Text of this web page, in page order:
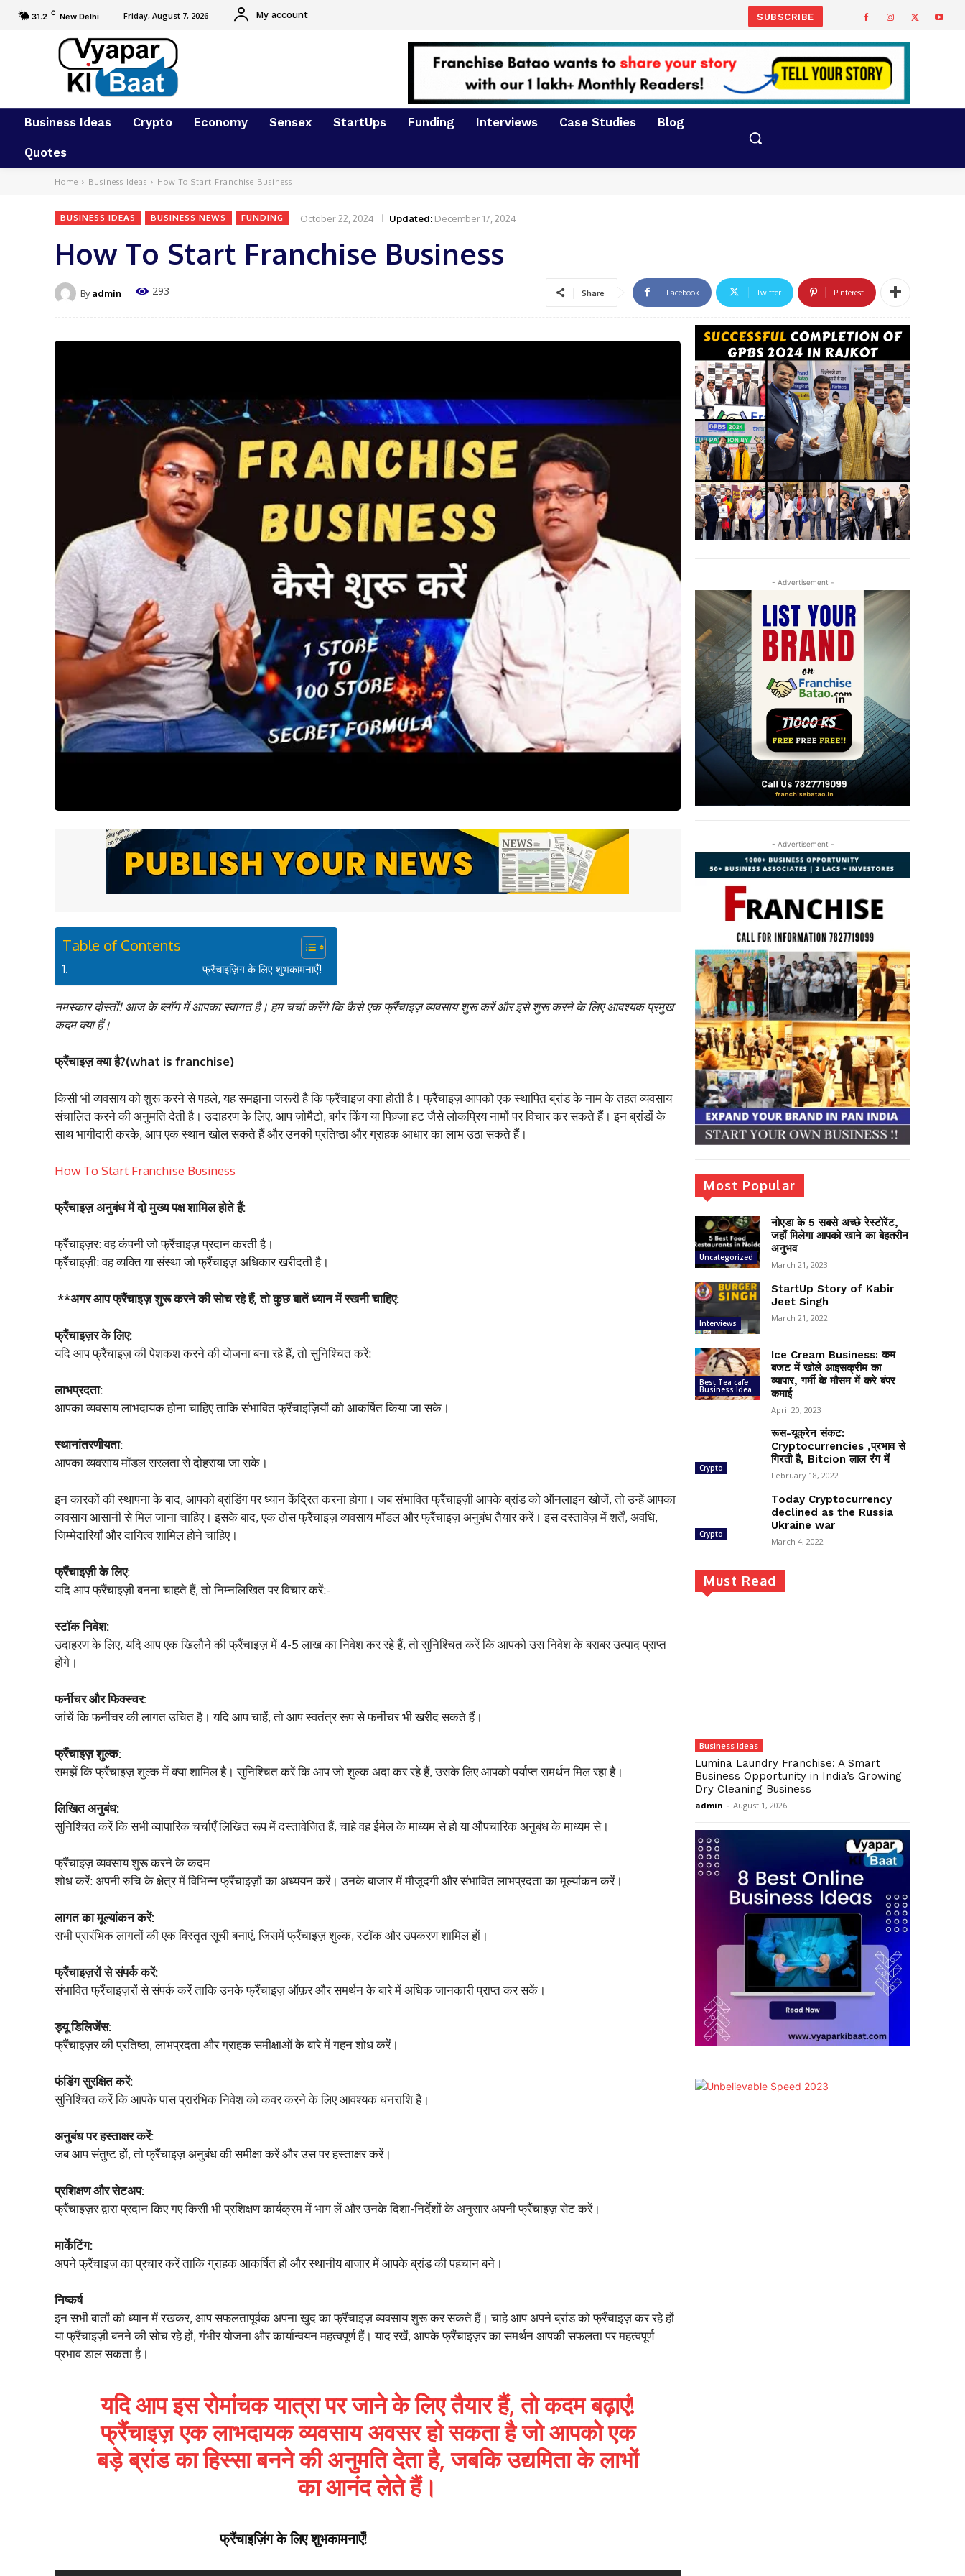
31.2 C New Delhi Friday, August 7, 2026 My account SUBSCRIBE
Business Ideas Crypto Economy Sensex StartUps Funding Interviews Case Studies Blog
Quotes
Home Business Ideas How To Start Franchise Business
BUSINESS IDEAS BUSINESS NEWS FUNDING October 22, 2024 Updated: December 17, 2024
How To Start Franchise Business
By admin 293 Share Facebook Twitter Pinterest
Table of Contents
फ्रैंचाइज़िंग के लिए शुभकामनाएँ!
नमस्कार दोस्तों! आज के ब्लॉग में आपका स्वागत है। हम चर्चा करेंगे कि कैसे एक फ्रैंचाइज़ व्यवसाय शुरू करें और इसे शुरू करने के लिए आवश्यक प्रमुख
कदम क्या हैं।
फ्रैंचाइज़ क्या है?(what is franchise)
किसी भी व्यवसाय को शुरू करने से पहले, यह समझना जरूरी है कि फ्रैंचाइज़ क्या होती है। फ्रैंचाइज़ आपको एक स्थापित ब्रांड के नाम के तहत व्यवसाय
संचालित करने की अनुमति देती है। उदाहरण के लिए, आप ज़ोमैटो, बर्गर किंग या पिज़्ज़ा हट जैसे लोकप्रिय नामों पर विचार कर सकते हैं। इन ब्रांडों के
साथ भागीदारी करके, आप एक स्थान खोल सकते हैं और उनकी प्रतिष्ठा और ग्राहक आधार का लाभ उठा सकते हैं।
How To Start Franchise Business
फ्रैंचाइज़ अनुबंध में दो मुख्य पक्ष शामिल होते हैं:
फ्रैंचाइज़र: वह कंपनी जो फ्रैंचाइज़ प्रदान करती है।
फ्रैंचाइज़ी: वह व्यक्ति या संस्था जो फ्रैंचाइज़ अधिकार खरीदती है।
**अगर आप फ्रैंचाइज़ शुरू करने की सोच रहे हैं, तो कुछ बातें ध्यान में रखनी चाहिए:
फ्रैंचाइज़र के लिए:
यदि आप फ्रैंचाइज़ की पेशकश करने की योजना बना रहे हैं, तो सुनिश्चित करें:
लाभप्रदता:
आपका व्यवसाय लाभदायक होना चाहिए ताकि संभावित फ्रैंचाइज़ियों को आकर्षित किया जा सके।
स्थानांतरणीयता:
आपका व्यवसाय मॉडल सरलता से दोहराया जा सके।
इन कारकों की स्थापना के बाद, आपको ब्रांडिंग पर ध्यान केंद्रित करना होगा। जब संभावित फ्रैंचाइज़ी आपके ब्रांड को ऑनलाइन खोजें, तो उन्हें आपका
व्यवसाय आसानी से मिल जाना चाहिए। इसके बाद, एक ठोस फ्रैंचाइज़ व्यवसाय मॉडल और फ्रैंचाइज़ अनुबंध तैयार करें। इस दस्तावेज़ में शर्तें, अवधि,
जिम्मेदारियाँ और दायित्व शामिल होने चाहिए।
फ्रैंचाइज़ी के लिए:
यदि आप फ्रैंचाइज़ी बनना चाहते हैं, तो निम्नलिखित पर विचार करें:-
स्टॉक निवेश:
उदाहरण के लिए, यदि आप एक खिलौने की फ्रैंचाइज़ में 4-5 लाख का निवेश कर रहे हैं, तो सुनिश्चित करें कि आपको उस निवेश के बराबर उत्पाद प्राप्त
होंगे।
फर्नीचर और फिक्स्चर:
जांचें कि फर्नीचर की लागत उचित है। यदि आप चाहें, तो आप स्वतंत्र रूप से फर्नीचर भी खरीद सकते हैं।
फ्रैंचाइज़ शुल्क:
समझें कि फ्रैंचाइज़ शुल्क में क्या शामिल है। सुनिश्चित करें कि आप जो शुल्क अदा कर रहे हैं, उसके लिए आपको पर्याप्त समर्थन मिल रहा है।
लिखित अनुबंध:
सुनिश्चित करें कि सभी व्यापारिक चर्चाएँ लिखित रूप में दस्तावेजित हैं, चाहे वह ईमेल के माध्यम से हो या औपचारिक अनुबंध के माध्यम से।
फ्रैंचाइज़ व्यवसाय शुरू करने के कदम
शोध करें: अपनी रुचि के क्षेत्र में विभिन्न फ्रैंचाइज़ों का अध्ययन करें। उनके बाजार में मौजूदगी और संभावित लाभप्रदता का मूल्यांकन करें।
लागत का मूल्यांकन करें:
सभी प्रारंभिक लागतों की एक विस्तृत सूची बनाएं, जिसमें फ्रैंचाइज़ शुल्क, स्टॉक और उपकरण शामिल हों।
फ्रैंचाइज़रों से संपर्क करें:
संभावित फ्रैंचाइज़रों से संपर्क करें ताकि उनके फ्रैंचाइज़ ऑफ़र और समर्थन के बारे में अधिक जानकारी प्राप्त कर सकें।
ड्यू डिलिजेंस:
फ्रैंचाइज़र की प्रतिष्ठा, लाभप्रदता और ग्राहक समीक्षाओं के बारे में गहन शोध करें।
फंडिंग सुरक्षित करें:
सुनिश्चित करें कि आपके पास प्रारंभिक निवेश को कवर करने के लिए आवश्यक धनराशि है।
अनुबंध पर हस्ताक्षर करें:
जब आप संतुष्ट हों, तो फ्रैंचाइज़ अनुबंध की समीक्षा करें और उस पर हस्ताक्षर करें।
प्रशिक्षण और सेटअप:
फ्रैंचाइज़र द्वारा प्रदान किए गए किसी भी प्रशिक्षण कार्यक्रम में भाग लें और उनके दिशा-निर्देशों के अनुसार अपनी फ्रैंचाइज़ सेट करें।
मार्केटिंग:
अपने फ्रैंचाइज़ का प्रचार करें ताकि ग्राहक आकर्षित हों और स्थानीय बाजार में आपके ब्रांड की पहचान बने।
निष्कर्ष
इन सभी बातों को ध्यान में रखकर, आप सफलतापूर्वक अपना खुद का फ्रैंचाइज़ व्यवसाय शुरू कर सकते हैं। चाहे आप अपने ब्रांड को फ्रैंचाइज़ कर रहे हों
या फ्रैंचाइज़ी बनने की सोच रहे हों, गंभीर योजना और कार्यान्वयन महत्वपूर्ण हैं। याद रखें, आपके फ्रैंचाइज़र का समर्थन आपकी सफलता पर महत्वपूर्ण
प्रभाव डाल सकता है।
यदि आप इस रोमांचक यात्रा पर जाने के लिए तैयार हैं, तो कदम बढ़ाएं!
फ्रैंचाइज़ एक लाभदायक व्यवसाय अवसर हो सकता है जो आपको एक
बड़े ब्रांड का हिस्सा बनने की अनुमति देता है, जबकि उद्यमिता के लाभों
का आनंद लेते हैं।
फ्रैंचाइज़िंग के लिए शुभकामनाएँ!
- Advertisement -
- Advertisement -
Most Popular
Uncategorized
नोएडा के 5 सबसे अच्छे रेस्टोरेंट,
जहाँ मिलेगा आपको खाने का बेहतरीन
अनुभव
March 21, 2023
Interviews
StartUp Story of Kabir
Jeet Singh
March 21, 2022
Best Tea cafe
Business Idea
Ice Cream Business: कम
बजट में खोले आइसक्रीम का
व्यापार, गर्मी के मौसम में करे बंपर
कमाई
April 20, 2023
Crypto
रूस-यूक्रेन संकट:
Cryptocurrencies ,प्रभाव से
गिरती है, Bitcion लाल रंग में
February 18, 2022
Crypto
Today Cryptocurrency
declined as the Russia
Ukraine war
March 4, 2022
Must Read
Business Ideas
Lumina Laundry Franchise: A Smart
Business Opportunity in India’s Growing
Dry Cleaning Business
admin - August 1, 2026